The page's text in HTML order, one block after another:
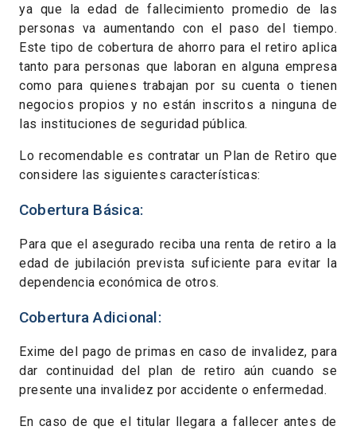
ya que la edad de fallecimiento promedio de las
personas va aumentando con el paso del tiempo.
Este tipo de cobertura de ahorro para el retiro aplica
tanto para personas que laboran en alguna empresa
como para quienes trabajan por su cuenta o tienen
negocios propios y no están inscritos a ninguna de
las instituciones de seguridad pública.
Lo recomendable es contratar un Plan de Retiro que
considere las siguientes características:
Cobertura Básica:
Para que el asegurado reciba una renta de retiro a la
edad de jubilación prevista suficiente para evitar la
dependencia económica de otros.
Cobertura Adicional:
Exime del pago de primas en caso de invalidez, para
dar continuidad del plan de retiro aún cuando se
presente una invalidez por accidente o enfermedad.
En caso de que el titular llegara a fallecer antes de